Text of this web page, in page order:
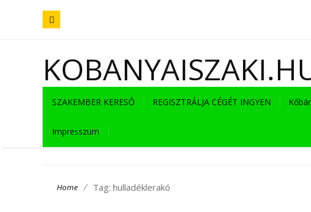
SZAKEMBER KERESŐ REGISZTRÁLJA CÉGÉT INGYEN
Impresszum
Home / Tag: hulladéklerakó